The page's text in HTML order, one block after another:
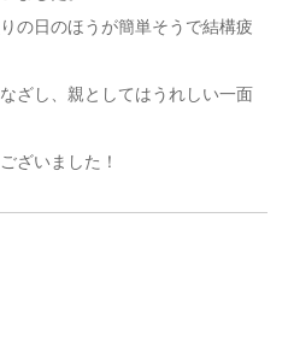
日のほうが簡単そうで結構疲
、親としてはうれしい一面
ました！